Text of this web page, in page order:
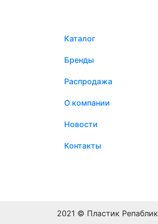
Каталог
Бренды
Распродажа
О компании
Новости
Контакты
2021 © Пластик Репаблик